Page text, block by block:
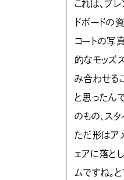
これは、ブ
ドボードの
コートの写
的なモッズ
み合わせる
と思ったん
のもの、スタ
ただ形はア
ェアに落と
ムですね。